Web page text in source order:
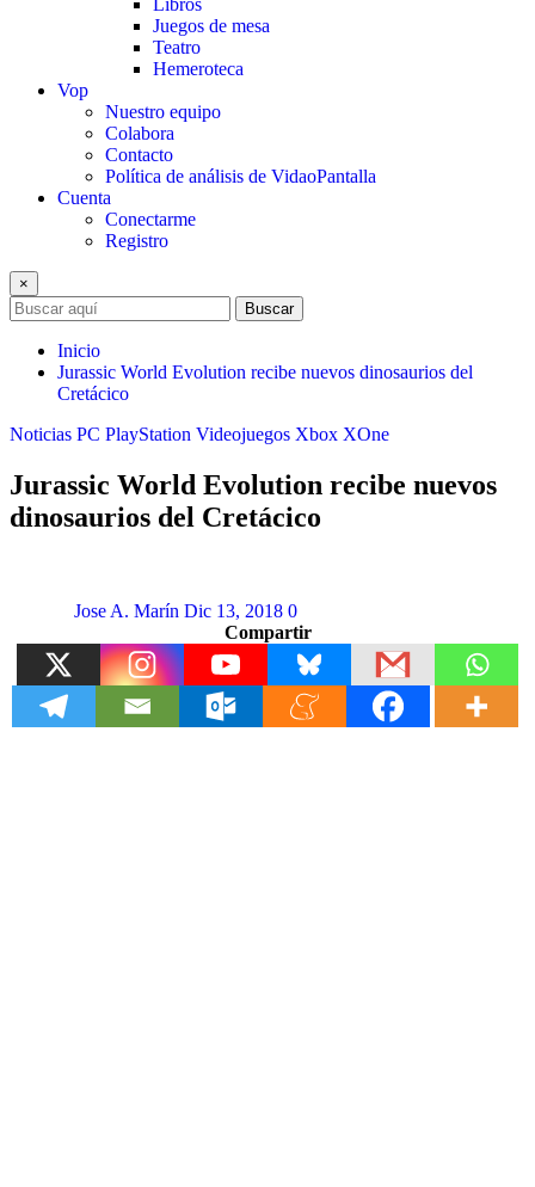
Libros
Juegos de mesa
Teatro
Hemeroteca
Vop
Nuestro equipo
Colabora
Contacto
Política de análisis de VidaoPantalla
Cuenta
Conectarme
Registro
×
Buscar
Inicio
Jurassic World Evolution recibe nuevos dinosaurios del
Cretácico
Noticias PC PlayStation Videojuegos Xbox XOne
Jurassic World Evolution recibe nuevos
dinosaurios del Cretácico
Jose A. Marín Dic 13, 2018 0
Compartir